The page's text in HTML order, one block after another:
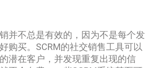
并不总是有效的，因为不是每个发
购买。SCRM的社交销售工具可以
潜在客户，并发现重复出现的信